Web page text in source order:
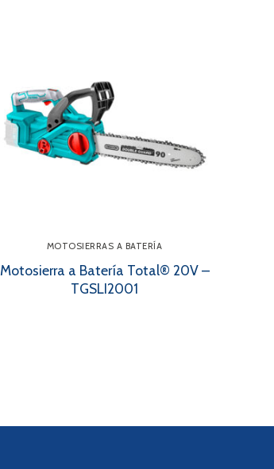
MOTOSIERRAS A BATERÍA
Motosierra a Batería Total® 20V –
TGSLI2001